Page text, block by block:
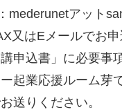
mederunetアット
又はEメールでお
申込書」に必要事
起業応援ルーム芽
送りください。